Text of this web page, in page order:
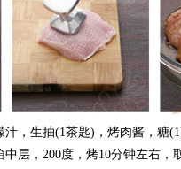
，生抽(1茶匙)，烤肉酱，糖
层，200度，烤10分钟左右，